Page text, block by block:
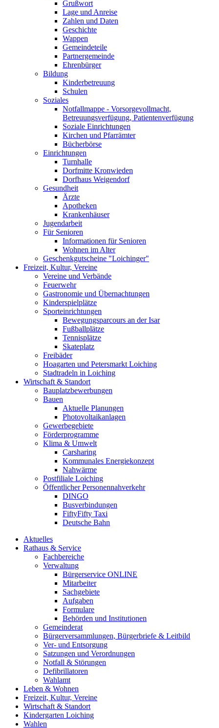
Grußwort
Lage und Anreise
Zahlen und Daten
Geschichte
Wappen
Gemeindeteile
Partnergemeinde
Ehrenbürger
Bildung
Kinderbetreuung
Schulen
Soziales
Notfallmappe - Vorsorgevollmacht,
Betreuungsverfügung, Patientenverfügung
Soziale Einrichtungen
Kirchen und Pfarrämter
Bücherbörse
Einrichtungen
Turnhalle
Dorfmitte Kronwieden
Dorfhaus Weigendorf
Gesundheit
Ärzte
Apotheken
Krankenhäuser
Jugendarbeit
Für Senioren
Informationen für Senioren
Wohnen im Alter
Geschenkgutscheine "Loichinger"
Freizeit, Kultur, Vereine
Vereine und Verbände
Feuerwehr
Gastronomie und Übernachtungen
Kinderspielplätze
Sporteinrichtungen
Bewegungsparcours an der Isar
Fußballplätze
Tennisplätze
Skateplatz
Freibäder
Hoagarten und Petersmarkt Loiching
Stadtradeln in Loiching
Wirtschaft & Standort
Bauplatzbewerbungen
Bauen
Aktuelle Planungen
Photovoltaikanlagen
Gewerbegebiete
Förderprogramme
Klima & Umwelt
Carsharing
Kommunales Energiekonzept
Nahwärme
Postfiliale Loiching
Öffentlicher Personennahverkehr
DINGO
Busverbindungen
FiftyFifty Taxi
Deutsche Bahn
Aktuelles
Rathaus & Service
Fachbereiche
Verwaltung
Bürgerservice ONLINE
Mitarbeiter
Sachgebiete
Aufgaben
Formulare
Behörden und Institutionen
Gemeinderat
Bürgerversammlungen, Bürgerbriefe & Leitbild
Ver- und Entsorgung
Satzungen und Verordnungen
Notfall & Störungen
Defibrillatoren
Wahlamt
Leben & Wohnen
Freizeit, Kultur, Vereine
Wirtschaft & Standort
Kindergarten Loiching
Wahlen